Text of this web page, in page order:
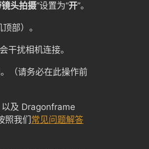
头拍摄”设置为“开”。
部）。
干扰相机连接。
（请务必在此操作前
及 Dragonframe
我们 常见问题解答